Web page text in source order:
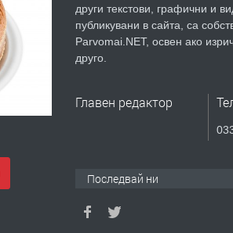
други текстови, графични и
публикувани в сайта, са
Parvomai.NET, освен ако
друго.
Главен редактор
Последвай ни